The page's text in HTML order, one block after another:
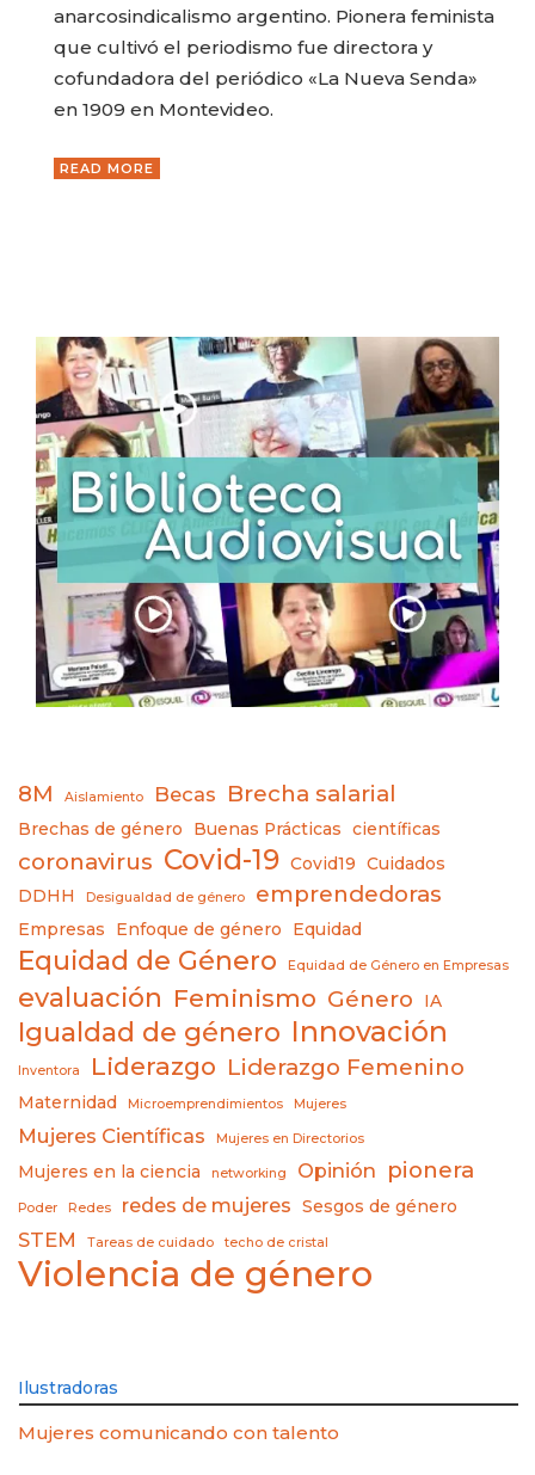
anarcosindicalismo argentino. Pionera feminista
que cultivó el periodismo fue directora y
cofundadora del periódico «La Nueva Senda»
en 1909 en Montevideo.
READ MORE
8M Aislamiento Becas Brecha salarial
Brechas de género Buenas Prácticas científicas
coronavirus Covid-19 Covid19
Cuidados
DDHH
Desigualdad de género emprendedoras
Empresas Enfoque de género Equidad
Equidad de Género Equidad de Género en Empresas
evaluación Feminismo Género IA
Igualdad de género Innovación
Inventora Liderazgo Liderazgo Femenino
Maternidad Microemprendimientos Mujeres
Mujeres Científicas Mujeres en Directorios
Mujeres en la ciencia networking Opinión pionera
Poder Redes redes de mujeres Sesgos de género
STEM Tareas de cuidado techo de cristal
Violencia de género
Ilustradoras
Mujeres comunicando con talento